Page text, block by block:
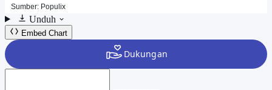
Unduh
Embed Chart